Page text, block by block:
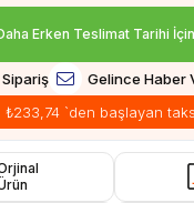
Erken Teslimat Tarihi İçin
Gelince Haber
₺233,74 `den başlayan